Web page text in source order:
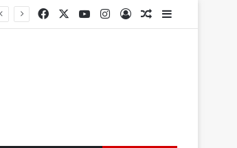
FacebookYouTubeInstagram
Log InRandom Article
Sidebar